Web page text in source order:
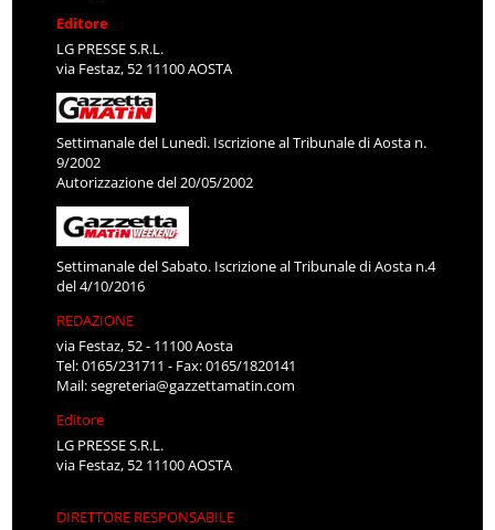
Editore
LG PRESSE S.R.L.
via Festaz, 52 11100 AOSTA
Settimanale del Lunedì. Iscrizione al Tribunale di Aosta n.
9/2002
Autorizzazione del 20/05/2002
Settimanale del Sabato. Iscrizione al Tribunale di Aosta n.4
del 4/10/2016
REDAZIONE
via Festaz, 52 - 11100 Aosta
Tel: 0165/231711 - Fax: 0165/1820141
Mail:segreteria@gazzettamatin.com
Editore
LG PRESSE S.R.L.
via Festaz, 52 11100 AOSTA
DIRETTORE RESPONSABILE